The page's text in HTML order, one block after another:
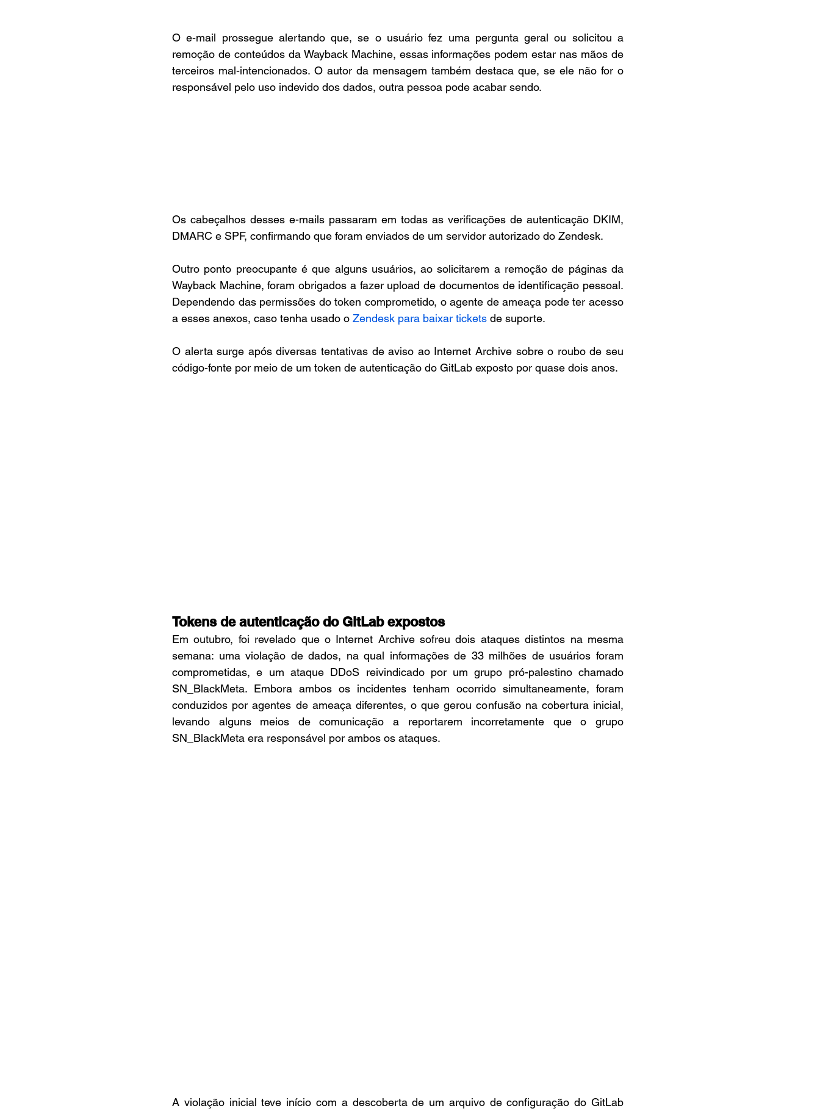
O e-mail prossegue alertando que, se o usuário fez uma pergunta geral ou solicitou a
remoção de conteúdos da Wayback Machine, essas informações podem estar nas mãos de
terceiros mal-intencionados. O autor da mensagem também destaca que, se ele não for o
responsável pelo uso indevido dos dados, outra pessoa pode acabar sendo.
Os cabeçalhos desses e-mails passaram em todas as verificações de autenticação DKIM,
DMARC e SPF, confirmando que foram enviados de um servidor autorizado do Zendesk.
Outro ponto preocupante é que alguns usuários, ao solicitarem a remoção de páginas da
Wayback Machine, foram obrigados a fazer upload de documentos de identificação pessoal.
Dependendo das permissões do token comprometido, o agente de ameaça pode ter acesso
a esses anexos, caso tenha usado o Zendesk para baixar tickets de suporte.
O alerta surge após diversas tentativas de aviso ao Internet Archive sobre o roubo de seu
código-fonte por meio de um token de autenticação do GitLab exposto por quase dois anos.
Tokens de autenticação do GitLab expostos
Em outubro, foi revelado que o Internet Archive sofreu dois ataques distintos na mesma
semana: uma violação de dados, na qual informações de 33 milhões de usuários foram
comprometidas, e um ataque DDoS reivindicado por um grupo pró-palestino chamado
SN_BlackMeta. Embora ambos os incidentes tenham ocorrido simultaneamente, foram
conduzidos por agentes de ameaça diferentes, o que gerou confusão na cobertura inicial,
levando alguns meios de comunicação a reportarem incorretamente que o grupo
SN_BlackMeta era responsável por ambos os ataques.
A violação inicial teve início com a descoberta de um arquivo de configuração do GitLab